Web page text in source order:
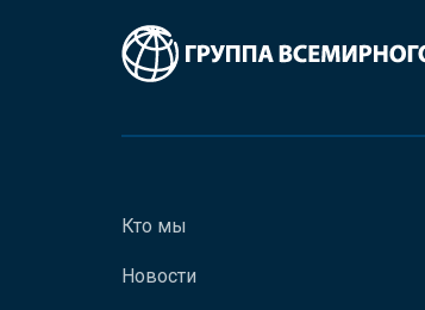
Кто мы
Новости